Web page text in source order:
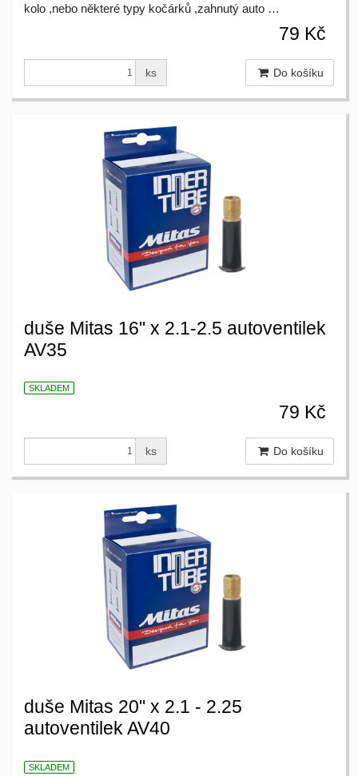
kolo ,nebo některé typy kočárků ,zahnutý auto …
79 Kč
ks Do košíku
duše Mitas 16" x 2.1-2.5 autoventilek
AV35
SKLADEM
79 Kč
ks Do košíku
duše Mitas 20" x 2.1 - 2.25
autoventilek AV40
SKLADEM